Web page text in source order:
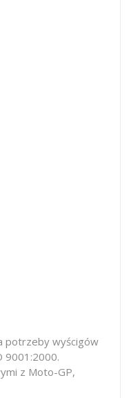
potrzeby wyścigów
9001:2000.
z Moto-GP,